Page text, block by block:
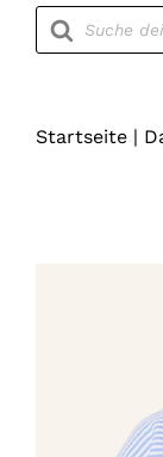
Products
search
Startseite|